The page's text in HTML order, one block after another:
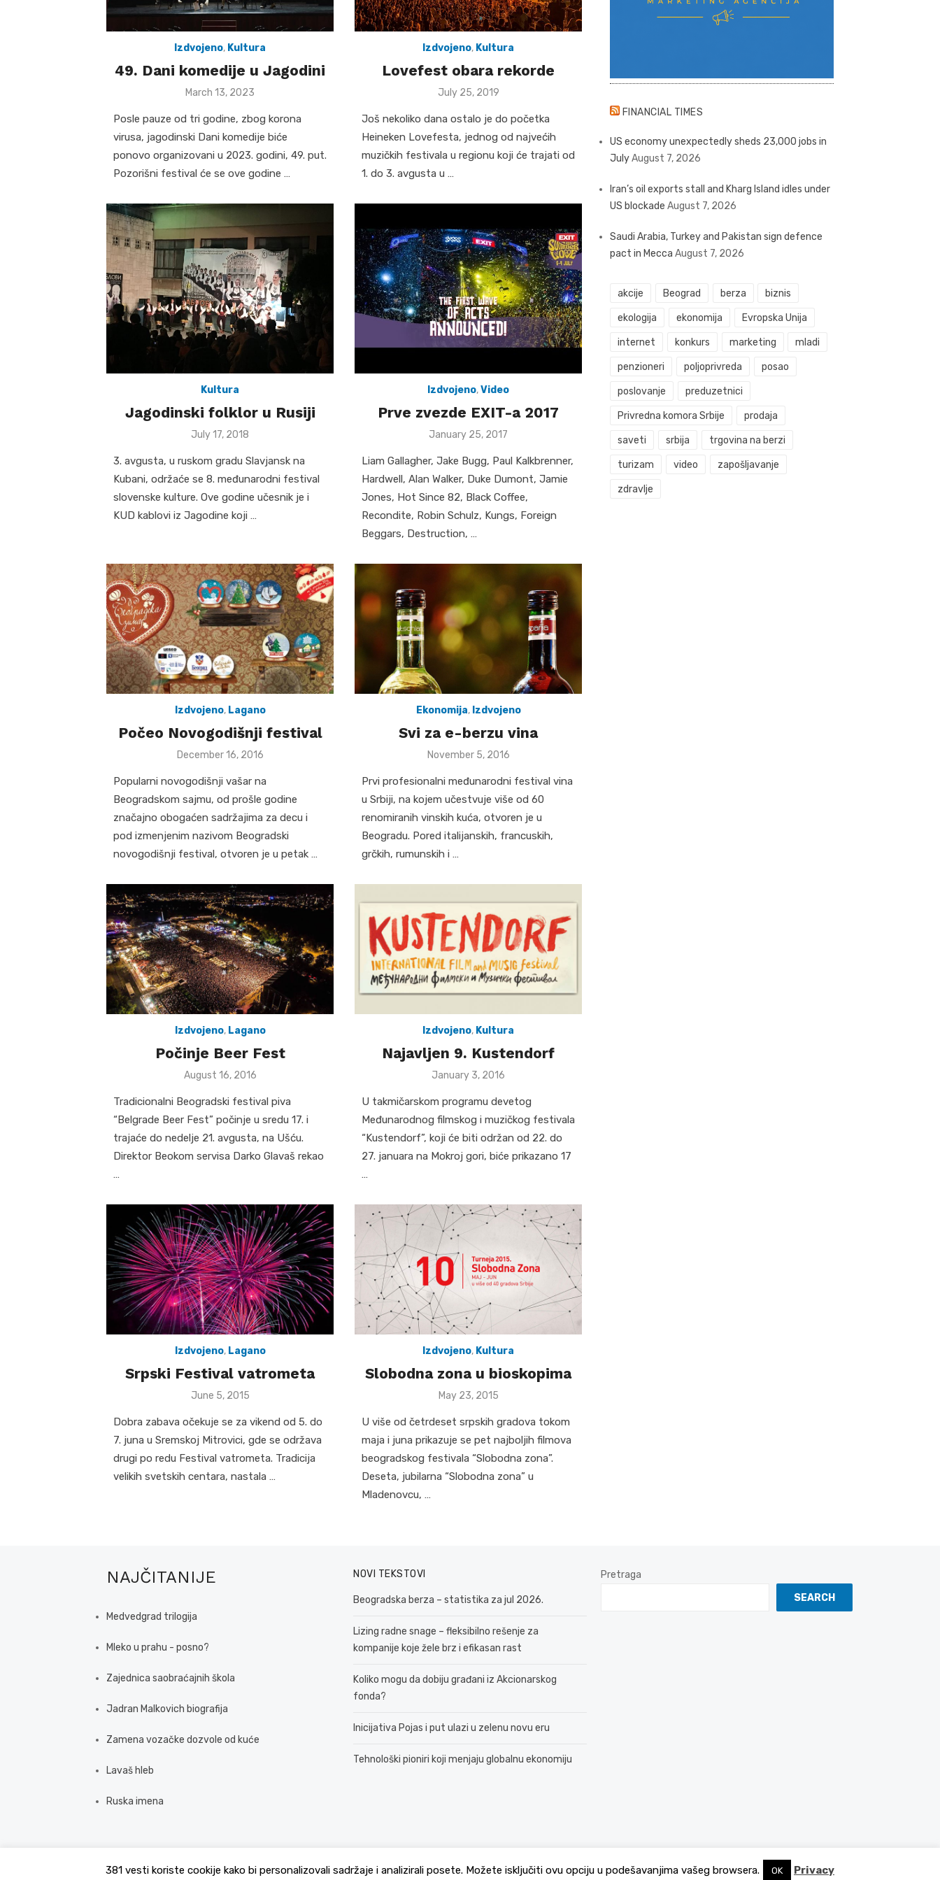
Izdvojeno, Kultura
49. Dani komedije u Jagodini
Posted
March 13, 2023
Posle pauze od tri godine, zbog korona
virusa, jagodinski Dani komedije biće
ponovo organizovani u 2023. godini, 49. put.
Pozorišni festival će se ove godine …
Izdvojeno, Kultura
Lovefest obara rekorde
Posted
July 25, 2019
Još nekoliko dana ostalo je do početka
Heineken Lovefesta, jednog od najvećih
muzičkih festivala u regionu koji će trajati od
1. do 3. avgusta u …
Kultura
Jagodinski folklor u Rusiji
Posted
July 17, 2018
3. avgusta, u ruskom gradu Slavjansk na
Kubani, održaće se 8. međunarodni festival
slovenske kulture. Ove godine učesnik je i
KUD kablovi iz Jagodine koji …
Izdvojeno,Video
Prve zvezde EXIT-a 2017
Posted
January 25, 2017
Liam Gallagher, Jake Bugg, Paul Kalkbrenner,
Hardwell, Alan Walker, Duke Dumont, Jamie
Jones, Hot Since 82, Black Coffee,
Recondite, Robin Schulz, Kungs, Foreign
Beggars, Destruction, …
Izdvojeno, Lagano
Počeo Novogodišnji festival
Posted
December 16, 2016
Popularni novogodišnji vašar na
Beogradskom sajmu, od prošle godine
značajno obogaćen sadržajima za decu i
pod izmenjenim nazivom Beogradski
novogodišnji festival, otvoren je u petak …
Ekonomija, Izdvojeno
Svi za e-berzu vina
Posted
November 5, 2016
Prvi profesionalni međunarodni festival vina
u Srbiji, na kojem učestvuje više od 60
renomiranih vinskih kuća, otvoren je u
Beogradu. Pored italijanskih, francuskih,
grčkih, rumunskih i …
Izdvojeno, Lagano
Počinje Beer Fest
Posted
August 16, 2016
Tradicionalni Beogradski festival piva
“Belgrade Beer Fest” počinje u sredu 17. i
trajaće do nedelje 21. avgusta, na Ušću.
Direktor Beokom servisa Darko Glavaš rekao
…
Izdvojeno, Kultura
Najavljen 9. Kustendorf
Posted
January 3, 2016
U takmičarskom programu devetog
Međunarodnog filmskog i muzičkog festivala
“Kustendorf”, koji će biti održan od 22. do
27. januara na Mokroj gori, biće prikazano 17
…
Izdvojeno, Lagano
Srpski Festival vatrometa
Posted
June 5, 2015
Dobra zabava očekuje se za vikend od 5. do
7. juna u Sremskoj Mitrovici, gde se održava
drugi po redu Festival vatrometa. Tradicija
velikih svetskih centara, nastala …
Izdvojeno, Kultura
Slobodna zona u bioskopima
Posted
May 23, 2015
U više od četrdeset srpskih gradova tokom
maja i juna prikazuje se pet najboljih filmova
beogradskog festivala “Slobodna zona”.
Deseta, jubilarna “Slobodna zona” u
Mladenovcu, …
FINANCIAL TIMES
US economy unexpectedly sheds 23,000 jobs in
JulyAugust 7, 2026
Iran’s oil exports stall and Kharg Island idles under
US blockade August 7, 2026
Saudi Arabia, Turkey and Pakistan sign defence
pact in Mecca August 7, 2026
akcije Beograd berza biznis
ekologija ekonomija Evropska Unija
internet konkurs marketing mladi
penzioneri poljoprivreda posao
poslovanje preduzetnici
Privredna komora Srbije prodaja
saveti srbija trgovina na berzi
turizam video zapošljavanje
zdravlje
NAJČITANIJE
Medvedgrad trilogija
Mleko u prahu - posno?
Zajednica saobraćajnih škola
Jadran Malkovich biografija
Zamena vozačke dozvole od kuće
Lavaš hleb
Ruska imena
NOVI TEKSTOVI
Beogradska berza – statistika za jul 2026.
Lizing radne snage – fleksibilno rešenje za
kompanije koje žele brz i efikasan rast
Koliko mogu da dobiju građani iz Akcionarskog
fonda?
Inicijativa Pojas i put ulazi u zelenu novu eru
Tehnološki pioniri koji menjaju globalnu ekonomiju
Pretraga
SEARCH
381 vesti koriste cookije kako bi personalizovali sadržaje i analizirali posete. Možete isključiti ovu opciju u podešavanjima vašeg browsera. OK Privacy